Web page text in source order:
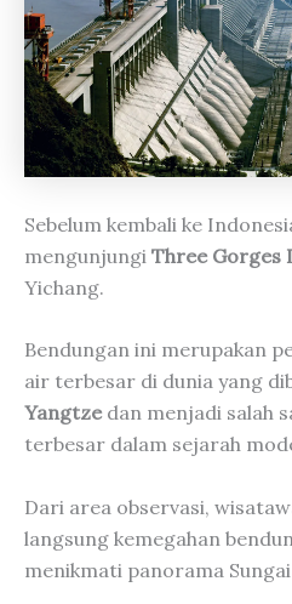
Sebelum kembali ke
mengunjungi Three Gorges
Yichang.
Bendungan ini merupakan
air terbesar di dunia yang
Yangtzedan menjadi salah
terbesar dalam sejarah
Dari area observasi,
langsung kemegahan
menikmati panorama